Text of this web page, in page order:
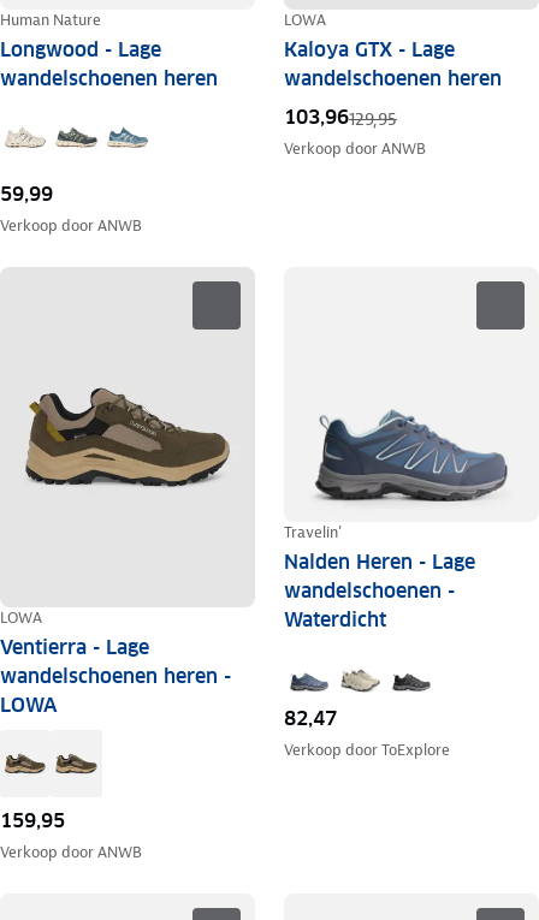
Human Nature
Longwood - Lage
wandelschoenen heren
59,99
Verkoop doorANWB
LOWA
Kaloya GTX - Lage
wandelschoenen heren
103,96129,95
Verkoop doorANWB
LOWA
Ventierra - Lage
wandelschoenen heren -
LOWA
159,95
Verkoop doorANWB
Travelin'
Nalden Heren - Lage
wandelschoenen -
Waterdicht
82,47
Verkoop doorToExplore